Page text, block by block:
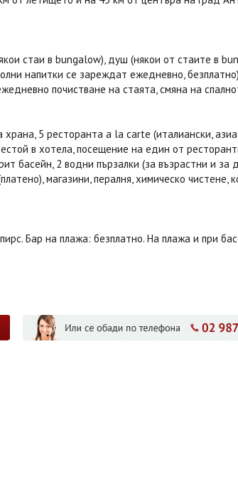
стаи в bungalow), душ (някои от стаите в
напитки се зареждат ежедневно,
почистване на стаята, смяна на
5 ресторанта a la carte (италиански,
в хотела, посещение на един от
басейн, 2 водни пързалки (за възрастни и
магазини, пералня, химическо
Бар на плажа: безплатно. На плажа и при